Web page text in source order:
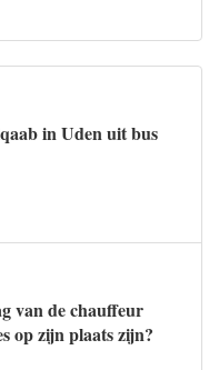
in Uden uit bus
van de chauffeur
op zijn plaats zijn?